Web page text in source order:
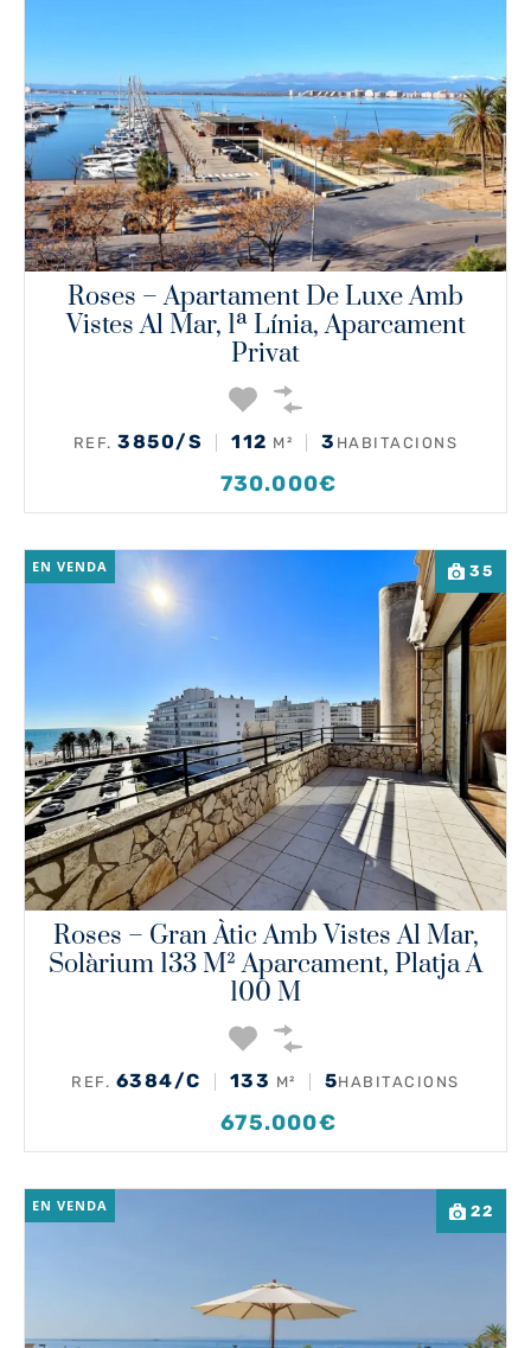
Roses – Apartament De Luxe Amb
Vistes Al Mar, 1ª Línia, Aparcament
Privat
REF.3850/S 112 M² 3 HABITACIONS
730.000€
35
EN VENDA
Roses – Gran Àtic Amb Vistes Al Mar,
Solàrium 133 M² Aparcament, Platja A
100 M
REF. 6384/C 133 M² 5HABITACIONS
675.000€
22
EN VENDA